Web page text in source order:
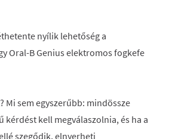
nyílik lehetőség a
Oral-B Genius elektromos fogkefe
Mi sem egyszerűbb: mindössze
kérdést kell megválaszolnia, és ha a
szegődik, elnyerheti